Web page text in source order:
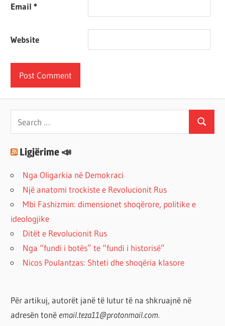
Email*
Website
for:
Search
Ligjërime 📣
Nga Oligarkia në Demokraci
Një anatomi trockiste e Revolucionit Rus
Mbi Fashizmin: dimensionet shoqërore, politike e
ideologjike
Ditët e Revolucionit Rus
Nga “fundi i botës” te “fundi i historisë”
Nicos Poulantzas: Shteti dhe shoqëria klasore
Për artikuj, autorët janë të lutur të na shkruajnë në
adresën tonë email.teza11@protonmail.com.